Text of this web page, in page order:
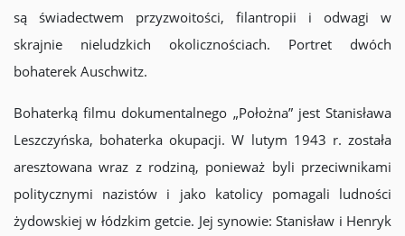
są świadectwem przyzwoitości, filantropii i odwagi w
skrajnie nieludzkich okolicznościach. Portret dwóch
bohaterek Auschwitz.
Bohaterką filmu dokumentalnego „Położna” jest Stanisława
Leszczyńska, bohaterka okupacji. W lutym 1943 r. została
aresztowana wraz z rodziną, ponieważ byli przeciwnikami
politycznymi nazistów i jako katolicy pomagali ludności
żydowskiej w łódzkim getcie. Jej synowie: Stanisław i Henryk